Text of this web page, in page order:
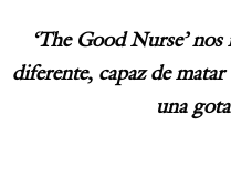
‘The Good Nurse’
diferente, capaz de
una